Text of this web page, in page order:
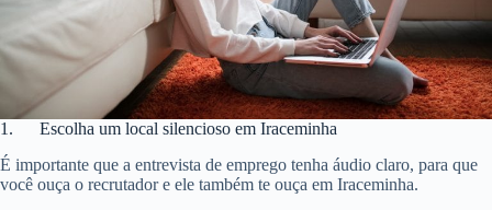
1. Escolha um local silencioso em Iraceminha
É importante que a entrevista de emprego tenha áudio claro, para que
você ouça o recrutador e ele também te ouça em Iraceminha.